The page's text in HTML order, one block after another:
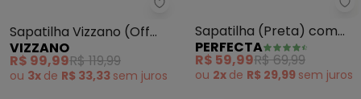
Vizzano - Sapatilha Vizzano
Sapatilha Vizzano (Off
White)
VIZZANO
R$ 99,99R$ 119,99
ou 3x de R$ 33,33 sem juros
Sapatilha (Preta) com
Detalhe no Cabedal
PERFECTA
R$ 59,99R$ 69,99
ou 2x de R$ 29,99 sem juros